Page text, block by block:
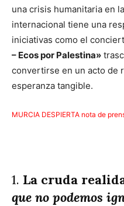
una crisis humanitaria en
internacional tiene una
iniciativas como el
– Ecos por Palestina»
convertirse en un acto de
esperanza tangible.
MURCIA DESPIERTA nota de
1. La cruda
que no podemos